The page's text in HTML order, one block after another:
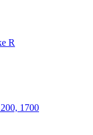
R
1700